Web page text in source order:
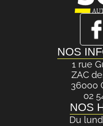
NOS
1 rue
ZAC
36000
02
NOS
Du